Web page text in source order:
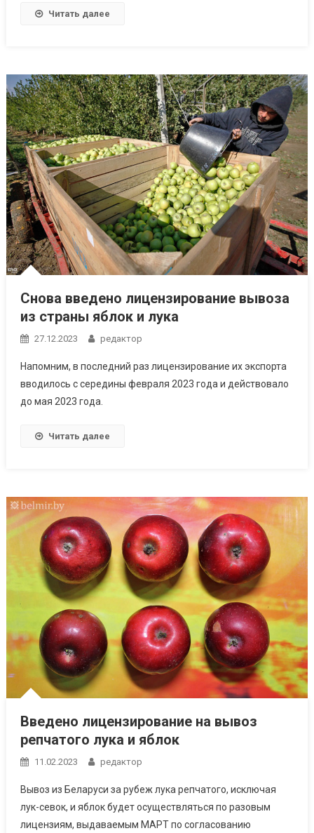
Читать далее
Снова введено лицензирование вывоза
из страны яблок и лука
27.12.2023 редактор
Напомним, в последний раз лицензирование их экспорта
вводилось с середины февраля 2023 года и действовало
до мая 2023 года.
Читать далее
Введено лицензирование на вывоз
репчатого лука и яблок
11.02.2023 редактор
Вывоз из Беларуси за рубеж лука репчатого, исключая
лук-севок, и яблок будет осуществляться по разовым
лицензиям, выдаваемым МАРТ по согласованию